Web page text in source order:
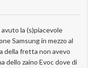
la (s)piacevole
Samsung in mezzo al
della fretta non avevo
dello zaino Evoc dove di